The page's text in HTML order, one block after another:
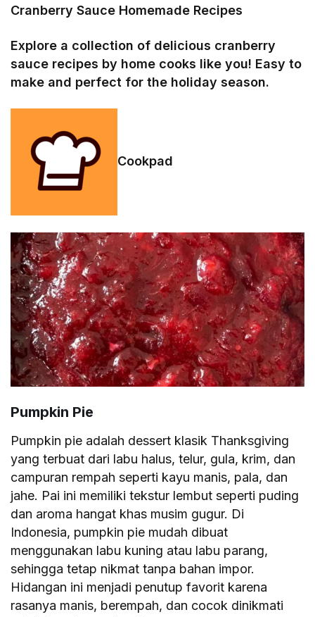
Cranberry Sauce Homemade Recipes
Explore a collection of delicious cranberry
sauce recipes by home cooks like you! Easy to
make and perfect for the holiday season.
Cookpad
Pumpkin Pie
Pumpkin pie adalah dessert klasik Thanksgiving
yang terbuat dari labu halus, telur, gula, krim, dan
campuran rempah seperti kayu manis, pala, dan
jahe. Pai ini memiliki tekstur lembut seperti puding
dan aroma hangat khas musim gugur. Di
Indonesia, pumpkin pie mudah dibuat
menggunakan labu kuning atau labu parang,
sehingga tetap nikmat tanpa bahan impor.
Hidangan ini menjadi penutup favorit karena
rasanya manis, berempah, dan cocok dinikmati